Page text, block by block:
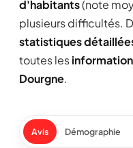
d'habitants(note
plusieurs difficultés.
statistiques
toutes les
Dourgne.
Avis Démographie